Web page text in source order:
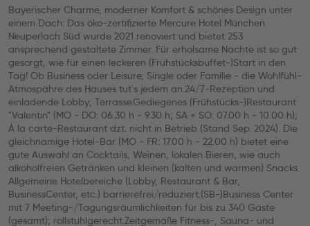
Bayerischer Charme, moderner Komfort & schönes Design unter
einem Dach: Das öko-zertifizierte Mercure Hotel München
Neuperlach Süd wurde 2021 renoviert und bietet 253
ansprechend gestaltete Zimmer. Für erholsame Nächte ist so gut
gesorgt, wie für einen leckeren (Frühstücksbuffet-)Start in den
Tag! Ob Business oder Leisure, Single oder Familie - die Wohlfühl-
Atmospähre des Hauses tut´s jedem an.24/7-Rezeption und
einladende Lobby; Terrasse.Gediegenes (Frühstücks-)Restaurant
"Valentin" (MO - DO: 06.30 h - 9.30 h; SA + SO: 07.00 h - 10.00 h);
À la carte-Restaurant dzt. nicht in Betrieb (Stand Sep. 2024). Die
gleichnamige Hotel-Bar (MO - FR: 17.00 h - 22.00 h) bietet eine
gute Auswahl an Cocktails, Weinen, lokalen Bieren, wie auch
alkoholfreien Getränken und kleinen (kalten und warmen) Snacks.
Allgemeine Hotelbereiche (Lobby, Restaurant & Bar,
BusinessCenter, etc.) barrierefrei/reduziert.(SB-)Business Center
mit 7 Meeting-/Tagungsräumlichkeiten für bis zu 340 Gäste
(gesamt); rollstuhlgerecht.Zeitgemäße Fitness-, Sauna- und